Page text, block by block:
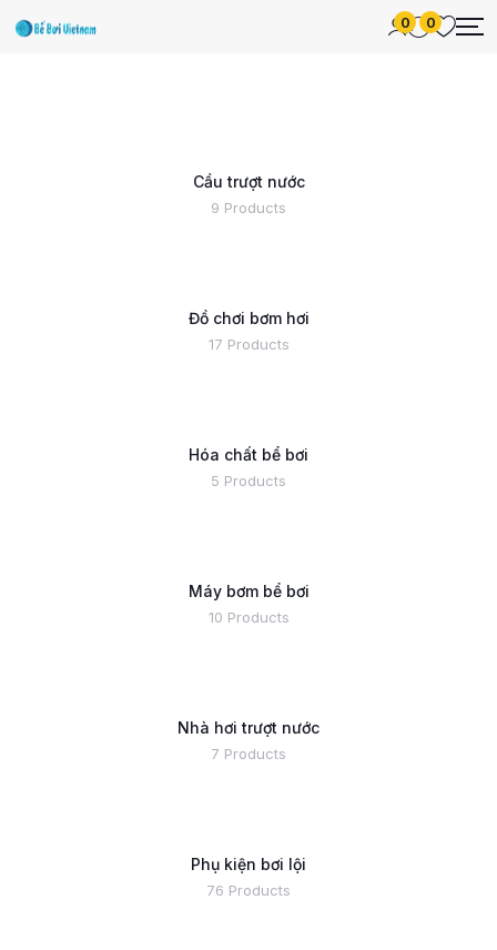
0 0
Cầu trượt nước
9 Products
Đồ chơi bơm hơi
17 Products
Hóa chất bể bơi
5 Products
Máy bơm bể bơi
10 Products
Nhà hơi trượt nước
7 Products
Phụ kiện bơi lội
76 Products